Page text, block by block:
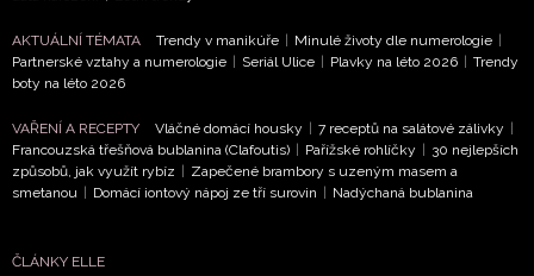
AKTUÁLNÍ TÉMATA Trendy v manikúře Minulé životy dle numerologie
Partnerské vztahy a numerologie
Seriál Ulice Plavky na léto 2026
Trendy
boty na léto 2026
VAŘENÍ A RECEPTY Vláčné domácí housky 7 receptů na salátové zálivky
Francouzská třešňová bublanina (Clafoutis)
Pařížské rohlíčky
30 nejlepších
způsobů, jak využít rybíz
Zapečené brambory s uzeným masem a
smetanou
Domácí iontový nápoj ze tří surovin Nadýchaná bublanina
ČLÁNKY ELLE